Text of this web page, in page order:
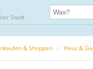
Stadt
& Shoppen > Haus &